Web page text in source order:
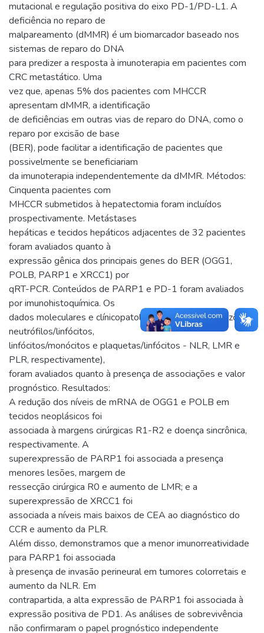
mutacional e regulação positiva do eixo PD-1/PD-L1. A
deficiência no reparo de
malpareamento (dMMR) é um biomarcador baseado nos
sistemas de reparo do DNA
para predizer a resposta à imunoterapia em pacientes com
CRC metastático. Uma
vez que, apenas 5% dos pacientes com MHCCR
apresentam dMMR, a identificação
de deficiências em outras vias de reparo do DNA, como o
reparo por excisão de base
(BER), pode facilitar a identificação de pacientes que
possivelmente se beneficiariam
da imunoterapia independentemente da dMMR. Métodos:
Cinquenta pacientes com
MHCCR submetidos à hepatectomia foram incluídos
prospectivamente. Metástases
hepáticas e tecidos hepáticos adjacentes de 32 pacientes
foram avaliados quanto à
expressão gênica dos principais genes do BER (OGG1,
POLB, PARP1 e XRCC1) por
qRT-PCR. Conteúdos de PARP1 e PD-1 foram avaliados
por imunohistoquímica. Os
dados moleculares e clínicopatológicos, incluindo as razões
neutrófilos/linfócitos,
linfócitos/monócitos e plaquetas/linfócitos - NLR, LMR e
PLR, respectivamente),
foram avaliados quanto à presença de associações e valor
prognóstico. Resultados:
A redução dos níveis de mRNA de OGG1 e POLB em
tecidos neoplásicos foi
associada à margens cirúrgicas R1-R2 e doença sincrônica,
respectivamente. A
superexpressão de PARP1 foi associada a presença
menores lesões, margem de
ressecção cirúrgica R0 e aumento de LMR; e a
superexpressão de XRCC1 foi
associada a níveis mais baixos de CEA ao diagnóstico do
CCR e aumento da PLR.
Além disso, demonstramos que a menor imunorreatividade
para PARP1 foi associada
à presença de invasão perineural em tumores colorretais e
aumento da NLR. Em
contrapartida, a alta expressão de PARP1 foi associada à
expressão positiva de PD1. As análises de sobrevivência
não confirmaram o papel prognóstico independente